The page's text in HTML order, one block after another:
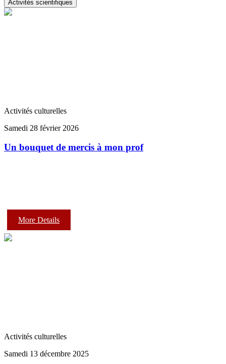
Activités scientifiques
Activités culturelles
Samedi 28 février 2026
Un bouquet de mercis à mon prof
More Details
Activités culturelles
Samedi 13 décembre 2025